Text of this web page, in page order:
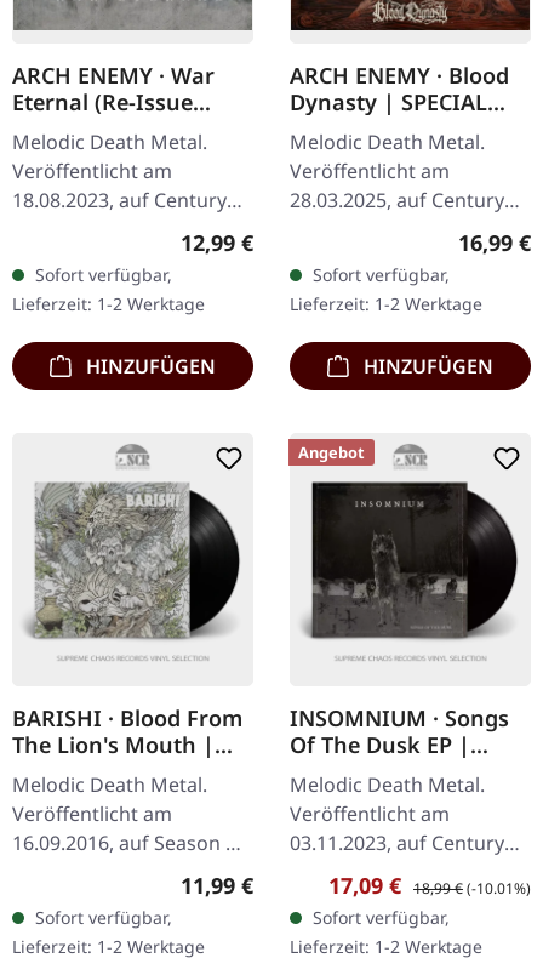
ARCH ENEMY · War
Eternal (Re-Issue
2023) | DIGIPAK CD
Melodic Death Metal.
Veröffentlicht am
18.08.2023, auf Century
Media Records. Reissue
als CD im DigiPak. Arch
Enemys "War Eternal"
markiert einen…
Regulärer Preis:
12,99 €
Sofort verfügbar,
Lieferzeit: 1-2 Werktage
HINZUFÜGEN
ARCH ENEMY · Blood
Dynasty | SPECIAL
EDITION CD
Melodic Death Metal.
Veröffentlicht am
28.03.2025, auf Century
Media Records. Special
Edition CD mit exklusiver
Verpackung. "Blood
Dynasty" von Arch…
16,99 €
Sofort verfügbar,
Lieferzeit: 1-2 Werktage
HINZUFÜGEN
BARISHI · Blood From
The Lion's Mouth |
BLACK LP
Melodic Death Metal.
Veröffentlicht am
16.09.2016, auf Season Of
Mist. Schwarzes Vinyl im
Gatefold-Cover. BARISHI
haben mit „Blood From
The Lion's…
Regulärer Preis:
11,99 €
Sofort verfügbar,
Lieferzeit: 1-2 Werktage
Angebot
INSOMNIUM · Songs
Of The Dusk EP |
BLACK LP
Melodic Death Metal.
Veröffentlicht am
03.11.2023, auf Century
Media Records.
Schwarzes Vinyl mit
Etching auf der B-Seite.
Die finnischen Melodic…
Verkaufspreis:
17,09 € Regulärer Preis:
18,99 €(-10.01%)
Sofort verfügbar,
Lieferzeit: 1-2 Werktage